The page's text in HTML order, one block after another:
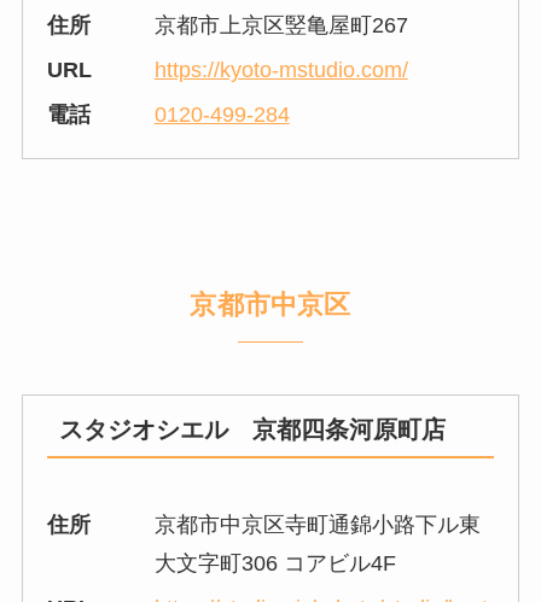
住所
京都市上京区竪亀屋町267
URL
https://kyoto-mstudio.com/
電話
0120-499-284
京都市中京区
スタジオシエル 京都四条河原町店
住所
京都市中京区寺町通錦小路下ル東
大文字町306 コアビル4F